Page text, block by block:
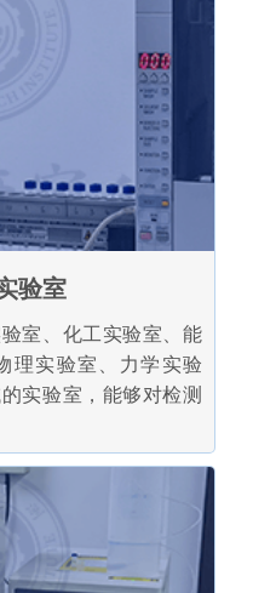
验室
室、化工实验室、能
理实验室、力学实验
实验室，能够对检测